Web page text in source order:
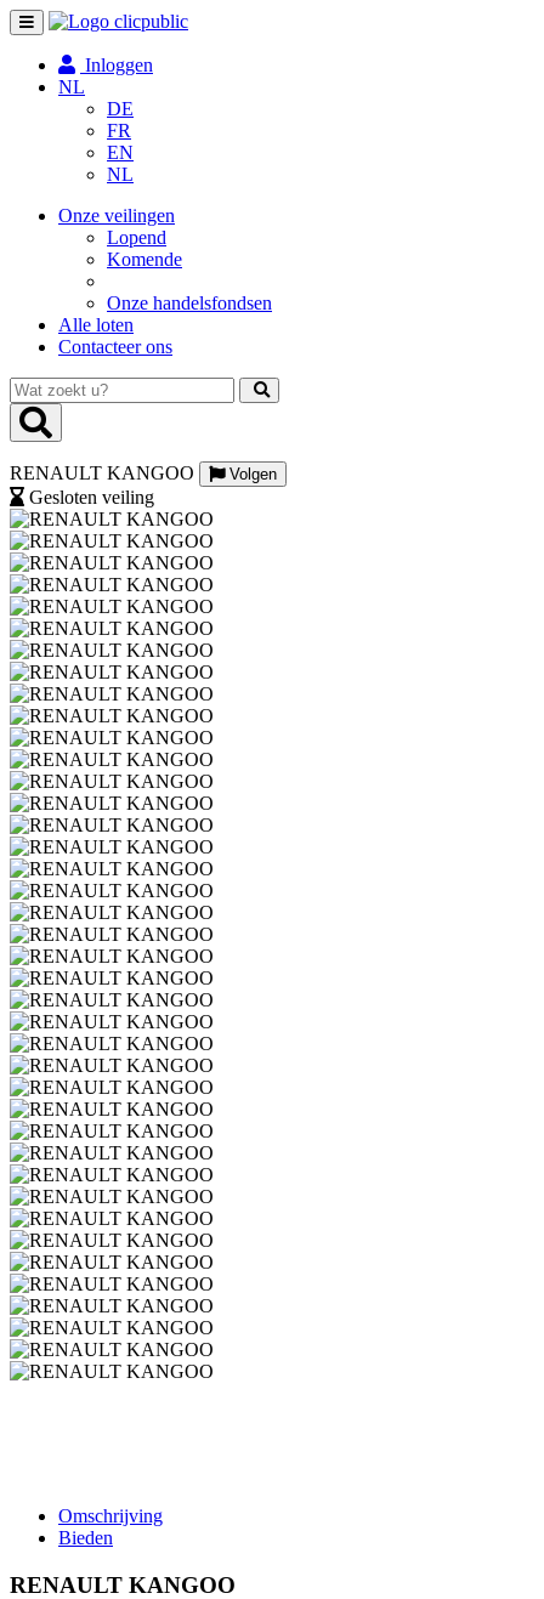
Toggle
navigation
Inloggen
NL
DE
FR
EN
NL
Onze veilingen
Lopend
Komende
Onze handelsfondsen
Alle loten
Contacteer ons
Wat
zoekt
u?
RENAULT KANGOO Volgen
Gesloten veiling
Omschrijving
Bieden
RENAULT KANGOO